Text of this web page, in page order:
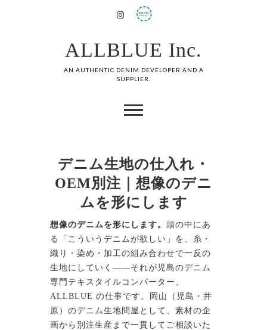
ALLBLUE Inc.
AN AUTHENTIC DENIM DEVELOPER AND A
SUPPLIER.
デニム生地の仕入れ・
OEM別注｜想像のデニ
ムを形にします
想像のデニムを形にします。 頭の中にあ
る「こういうデニムが欲しい」を、糸・
織り・染め・加工の組み合わせで一反の
生地にしていく——それが児島のデニム
専門テキスタイルコンバーター、
ALLBLUE の仕事です。岡山（児島・井
原）のデニム生地問屋として、素材の企
画から別注生産まで一貫してご相談いた